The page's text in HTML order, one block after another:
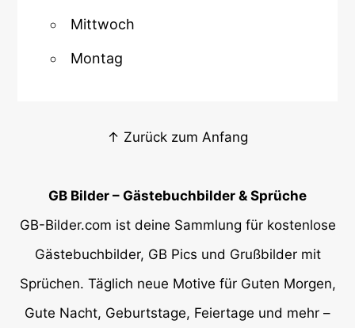
Mittwoch
Montag
↑ Zurück zum Anfang
GB Bilder – Gästebuchbilder & Sprüche
GB-Bilder.com ist deine Sammlung für kostenlose
Gästebuchbilder, GB Pics und Grußbilder mit
Sprüchen. Täglich neue Motive für Guten Morgen,
Gute Nacht, Geburtstage, Feiertage und mehr –